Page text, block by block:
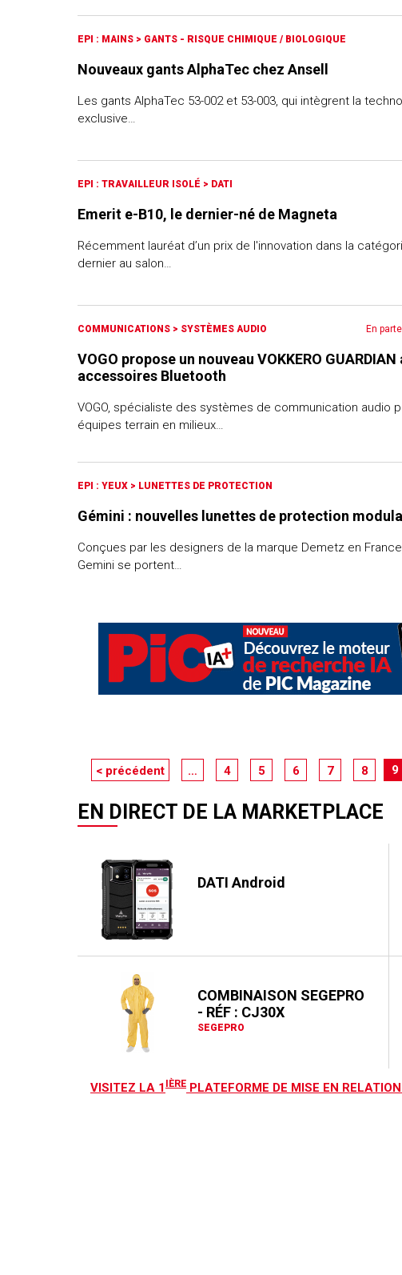
EPI : MAINS > GANTS - RISQUE CHIMIQUE / BIOLOGIQUE
Nouveaux gants AlphaTec chez Ansell
Les gants AlphaTec 53-002 et 53-003, qui intègrent la
exclusive…
EPI : TRAVAILLEUR ISOLÉ > DATI
Emerit e-B10, le dernier-né de Magneta
Récemment lauréat d’un prix de l'innovation dans la
dernier au salon…
COMMUNICATIONS > SYSTÈMES AUDIO En
VOGO propose un nouveau VOKKERO GUARDIAN
accessoires Bluetooth
VOGO, spécialiste des systèmes de communication audio
équipes terrain en milieux…
EPI : YEUX > LUNETTES DE PROTECTION
Gémini : nouvelles lunettes de protection
Conçues par les designers de la marque Demetz en
Gemini se portent…
< précédent … 4 5 6 7 8 9
EN DIRECT DE LA MARKETPLACE
DATI Android
SEGEPRO
COMBINAISON SEGEPRO
- RÉF : CJ30X
VISITEZ LA 1 IÈRE PLATEFORME DE MISE EN